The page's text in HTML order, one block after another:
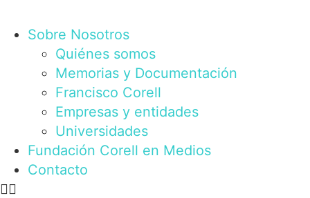
Sobre Nosotros
Quiénes somos
Memorias y Documentación
Francisco Corell
Empresas y entidades
Universidades
Fundación Corell en Medios
Contacto